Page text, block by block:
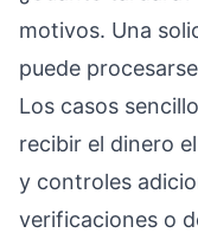
motivos. Una
puede
Los casos
recibir el dinero
y controles
verificaciones o